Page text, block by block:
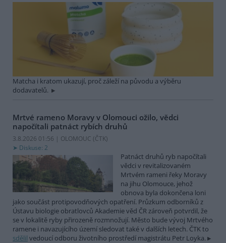
Matcha i kratom ukazují, proč záleží na původu a výběru
dodavatelů.
Mrtvé rameno Moravy v Olomouci ožilo, vědci
napočítali patnáct rybích druhů
3.8.2026 01:56 | OLOMOUC (ČTK)
Diskuse: 2
Patnáct druhů ryb napočítali
vědci v revitalizovaném
Mrtvém rameni řeky Moravy
na jihu Olomouce, jehož
obnova byla dokončena loni
jako součást protipovodňových opatření. Průzkum odborníků z
Ústavu biologie obratlovců Akademie věd ČR zároveň potvrdil, že
se v lokalitě ryby přirozeně rozmnožují. Město bude vývoj Mrtvého
ramene i navazujícího území sledovat také v dalších letech. ČTK to
sdělil vedoucí odboru životního prostředí magistrátu Petr Loyka.